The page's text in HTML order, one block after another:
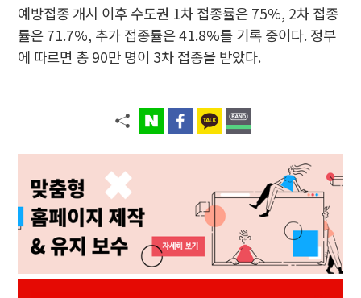
예방접종 개시 이후 수도권 1차 접종률은 75%, 2차 접종
률은 71.7%, 추가 접종률은 41.8%를 기록 중이다. 정부
에 따르면 총 90만 명이 3차 접종을 받았다.